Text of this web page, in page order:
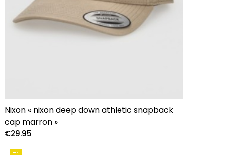
Nixon « nixon deep down athletic snapback
cap marron »
€29.95